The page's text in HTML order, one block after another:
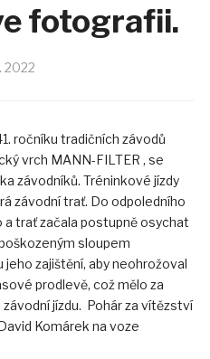
fotografii.
2022
ročníku tradičních závodů
vrch MANN-FILTER , se
závodníků. Tréninkové jízdy
závodní trať. Do odpoledního
trať začala postupně osychat
sloupem
zajištění, aby neohrožoval
prodlevě, což mělo za
jízdu. Pohár za vítězství
Komárek na voze